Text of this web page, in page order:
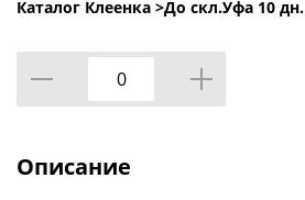
Каталог Клеенка >До скл.Уфа 10 дн.
Описание